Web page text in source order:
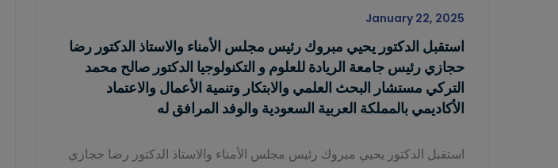
January 22, 2025
استقبل الدكتور يحيي مبروك رئيس مجلس الأمناء والاستاذ الدكتور رضا
حجازي رئيس جامعة الريادة للعلوم و التكنولوجيا الدكتور صالح محمد
التركي مستشار البحث العلمي والابتكار وتنمية الأعمال والاعتماد
الأكاديمي بالمملكة العربية السعودية والوفد المرافق له
استقبل الدكتور يحيي مبروك رئيس مجلس الأمناء والاستاذ الدكتور رضا حجازي